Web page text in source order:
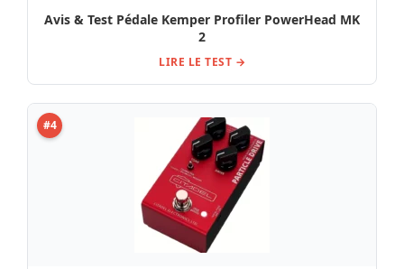
Avis & Test Pédale Kemper Profiler PowerHead MK
2
LIRE LE TEST →
#4